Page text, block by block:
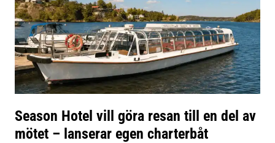
Season Hotel vill göra resan till en del av
mötet – lanserar egen charterbåt